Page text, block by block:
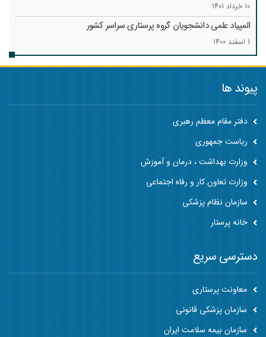
10 خرداد 1401
المپیاد علمی دانشجویان گروه پرستاری سراسر کشور
1 اسفند 1400
پیوند ها
دفتر مقام معظم رهبری
ریاست جمهوری
وزارت بهداشت ، درمان و آموزش
وزارت تعاون کار و رفاه اجتماعی
سازمان نظام پزشکی
خانه پرستار
دسترسی سریع
معاونت پرستاری
سازمان پزشکی قانونی
سازمان بیمه سلامت ایران